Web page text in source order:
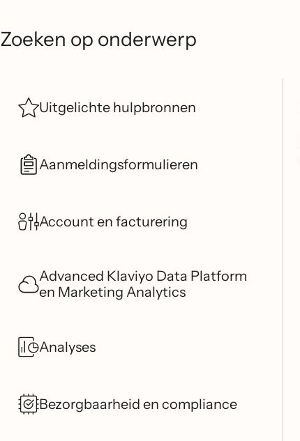
Zoeken op onderwerp
Uitgelichte hulpbronnen
Aanmeldingsformulieren
Account en facturering
Advanced Klaviyo Data Platform
en Marketing Analytics
Analyses
Bezorgbaarheid en compliance